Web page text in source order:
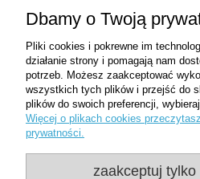
Moje
Dbamy o Twoją
Pliki cookies i pokrewne im
działanie strony i pomagają nam
potrzeb. Możesz zaakceptować
wszystkich tych plików i przejść do
plików do swoich preferencji,
Więcej o plikach cookies
prywatności.
zaakceptuj